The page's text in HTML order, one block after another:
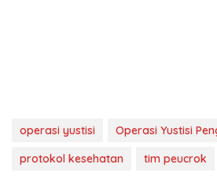
operasi yustisi
Operasi Yustisi
protokol kesehatan
tim peucrok